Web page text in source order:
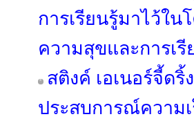
การเรียนรู้มาไว้ใน
ความสุขและการเ
สติงค์ เอเนอร์จี้ด
ประสบการณ์ความ